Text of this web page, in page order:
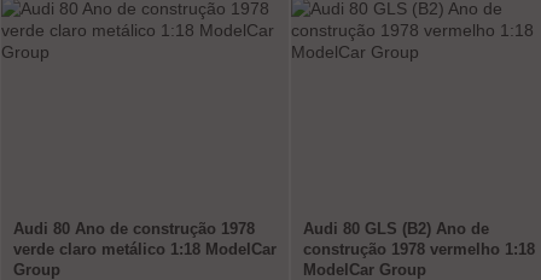
Audi 80 Ano de construção 1978
verde claro metálico 1:18 ModelCar
Group
Audi 80 GLS (B2) Ano de
construção 1978 vermelho 1:18
ModelCar Group